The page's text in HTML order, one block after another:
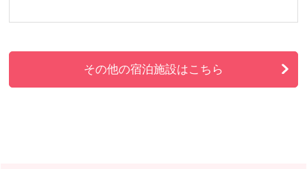
その他の宿泊施設はこちら